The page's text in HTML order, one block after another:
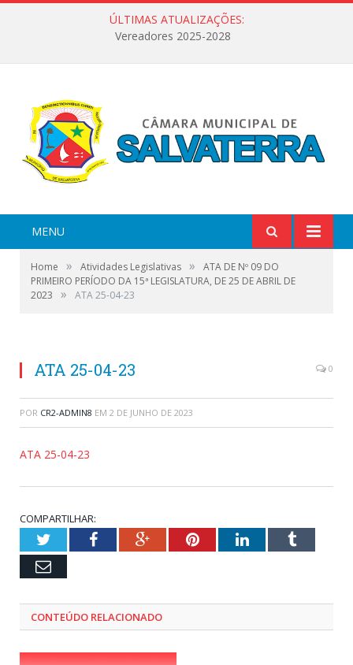
ÚLTIMAS ATUALIZAÇÕES:
Vereadores 2025-2028
MENU
Home » Atividades Legislativas »
ATA DE Nº 09 DO
PRIMEIRO PERÍODO DA 15ª LEGISLATURA, DE 25 DE ABRIL DE
2023
» ATA 25-04-23
ATA 25-04-23 0
POR CR2-ADMIN8 EM 2 DE JUNHO DE 2023
ATA 25-04-23
COMPARTILHAR:
TwitterFacebookGoogle+PinterestLinkedInTumblr
Email
CONTEÚDO RELACIONADO